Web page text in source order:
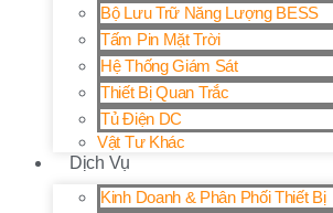
Bộ Lưu Trữ Năng Lượng BESS
Tấm Pin Mặt Trời
Hệ Thống Giám Sát
Thiết Bị Quan Trắc
Tủ Điện DC
Vật Tư Khác
Dịch Vụ
Kinh Doanh & Phân Phối Thiết Bị